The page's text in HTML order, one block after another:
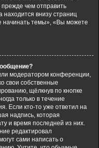
прежде чем отправить
внизу страниц
темы», «Вы можете
модератором конференции,
свои собственные
щёлкнув по кнопке
только в течение
Если кто-то уже ответил на
надпись, которая
и время последней из них.
редактировал
сами написать о